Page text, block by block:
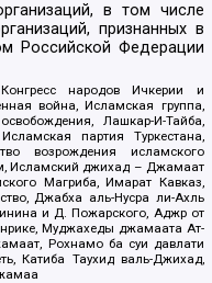
в том числе
признанных в
Российской Федерации
народов Ичкерии и
война, Исламская группа,
Лашкар-И-Тайба,
партия Туркестана,
возрождения исламского
Исламский джихад – Джамаат
Магриба, Имарат Кавказ,
Джабха аль-Нусра ли-Ахль
и Д. Пожарского, Аджр от
Муджахеды джамаата Ат-
Рохнамо ба суи давлати
Катиба Таухид валь-Джихад,